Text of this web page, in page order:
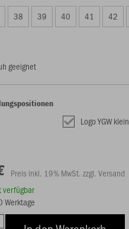
38 39 40 41 42
geeignet
Logo YGW klein
Preis inkl. 19% MwSt. zzgl. Versand
verfügbar
Werktage